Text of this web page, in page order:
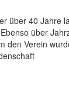
über 40 Jahre
über
den Verein